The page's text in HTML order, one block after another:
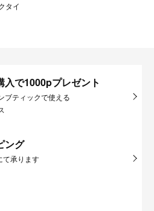
タイ
入で1000pプレゼント
ブティックで使える
ング
て承ります